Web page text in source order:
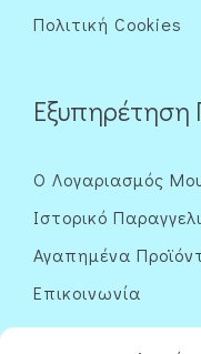
Πολιτική Cookies
Ο Λογαριασμός
Ιστορικό
Αγαπημένα
Επικοινωνία